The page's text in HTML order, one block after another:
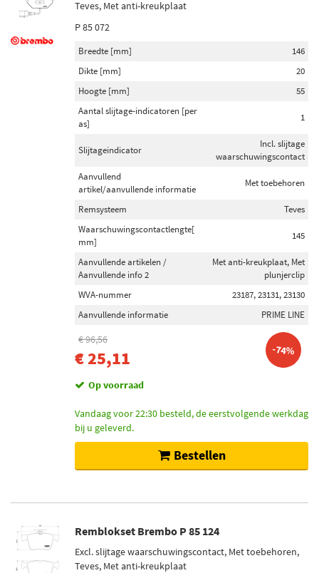
Teves, Met anti-kreukplaat
P 85 072
Breedte [mm]
146
Dikte [mm]
20
Hoogte [mm]
55
Aantal slijtage-indicatoren [per
as]
1
Slijtageindicator
Incl. slijtage
waarschuwingscontact
Aanvullend
artikel/aanvullende informatie
Met toebehoren
Remsysteem
Teves
Waarschuwingscontactlengte[
mm]
145
Aanvullende artikelen /
Aanvullende info 2
Met anti-kreukplaat, Met
plunjerclip
WVA-nummer
23187, 23131, 23130
Aanvullende informatie
PRIME LINE
€ 96,56
€ 25,11 -74%
Op voorraad
Vandaag voor 22:30 besteld, de eerstvolgende werkdag
bij u geleverd.
Bestellen
Remblokset Brembo P 85 124
Excl. slijtage waarschuwingscontact, Met toebehoren,
Teves, Met anti-kreukplaat